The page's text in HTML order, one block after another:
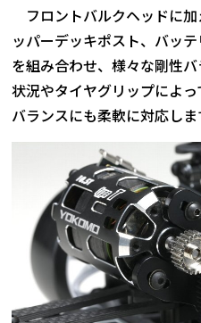
フロントバルクヘッドに
ッパーデッキポスト、バッ
を組み合わせ、様々な剛性
状況やタイヤグリップによ
バランスにも柔軟に対応しま